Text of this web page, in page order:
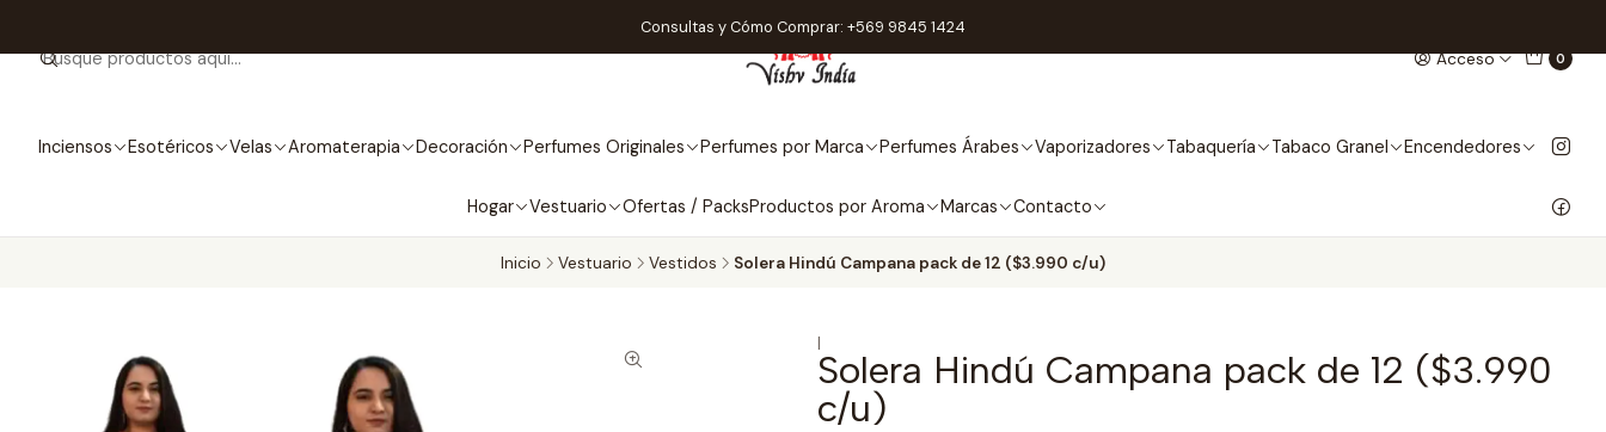
Acceso 0
Inciensos Esotéricos Velas Aromaterapia Decoración Perfumes Originales Perfumes por Marca Perfumes Árabes Vaporizadores Tabaquería Tabaco Granel Encendedores
Hogar Vestuario Ofertas / PacksProductos por Aroma Marcas Contacto
Consultas y Cómo Comprar: +569 9845 1424
Inicio Vestuario Vestidos Solera Hindú Campana pack de 12 ($3.990 c/u)
|
Solera Hindú Campana pack de 12 ($3.990
c/u)